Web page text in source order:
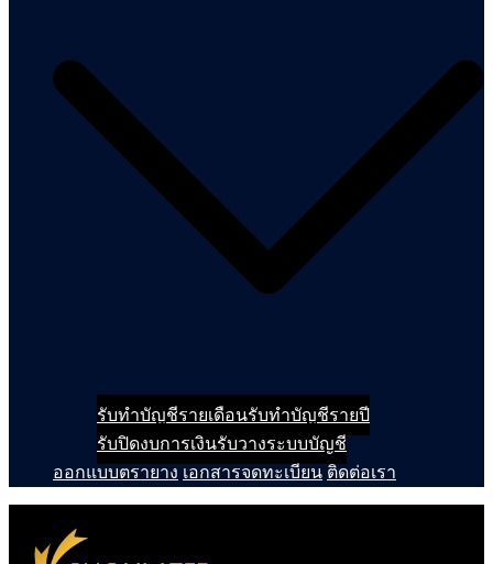
รับทำบัญชีรายเดือนรับทำบัญชีรายปี
รับปิดงบการเงินรับวางระบบบัญชี
ออกแบบตรายาง เอกสารจดทะเบียน ติดต่อเรา